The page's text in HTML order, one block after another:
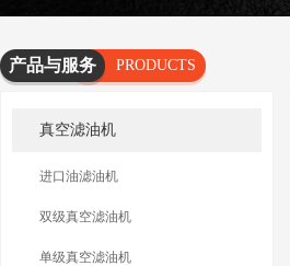
产品与服务
PRODUCTS
真空滤油机
进口油滤油机
双级真空滤油机
单级真空滤油机